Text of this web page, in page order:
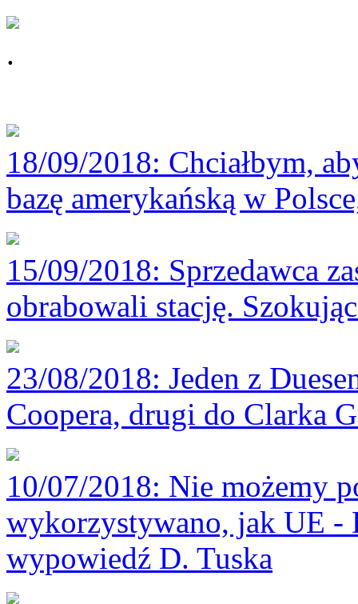
.
18/09/2018: Chciałbym,
bazę amerykańską w
15/09/2018: Sprzedawca
obrabowali stację.
23/08/2018: Jeden z
Coopera, drugi do Clarka
10/07/2018: Nie możemy
wykorzystywano, jak UE -
wypowiedź D. Tuska